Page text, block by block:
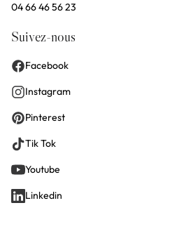
04 66 46 56 23
Suivez-nous
Facebook
Instagram
Pinterest
Tik Tok
Youtube
Linkedin